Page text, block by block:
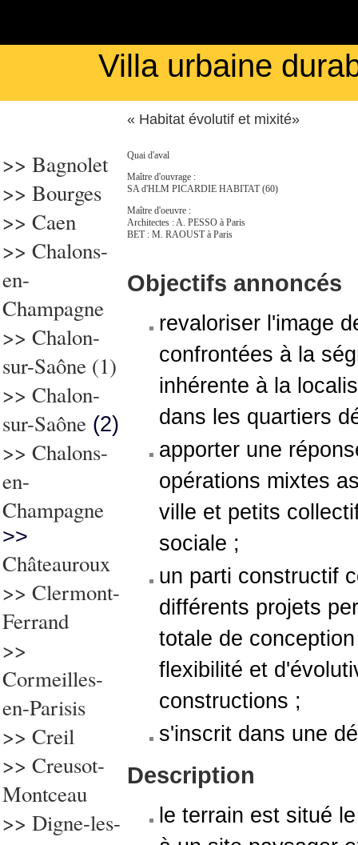
Villa urbaine
« Habitat évolutif et mixité»
>> Bagnolet
>> Bourges
>> Caen
>> Chalons-
en-
Champagne
>> Chalon-
sur-Saône (1)
>> Chalon-
sur-Saône (2)
>> Chalons-
en-
Champagne
>>
Châteauroux
>> Clermont-
Ferrand
>>
Cormeilles-
en-Parisis
>> Creil
>> Creusot-
Montceau
>> Digne-les-
Quai d'aval
Maître d'ouvrage :
SA d'HLM PICARDIE HABITAT (60)
Maître d'oeuvre :
Architectes : A. PESSO à Paris
BET : M. RAOUST à Paris
Objectifs annoncés
revaloriser l'image
confrontées à la
inhérente à la
dans les quartiers
apporter une
opérations mixtes
ville et petits
sociale ;
un parti constructif
différents projets
totale de
flexibilité et
constructions ;
s'inscrit dans une
Description
le terrain est situé